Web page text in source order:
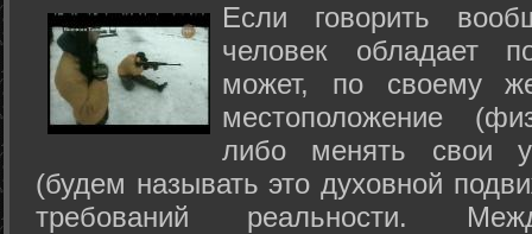
Если говорить
человек обладает
может, по своему
местоположение
либо менять свои
(будем называть это духовной
требований реальности.